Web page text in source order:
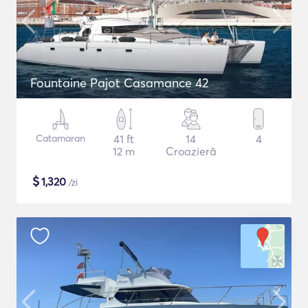
Fountaine Pajot Casamance 42
Catamaran
41 ft
12 m
14
Croazieră
4
$1,320 /zi